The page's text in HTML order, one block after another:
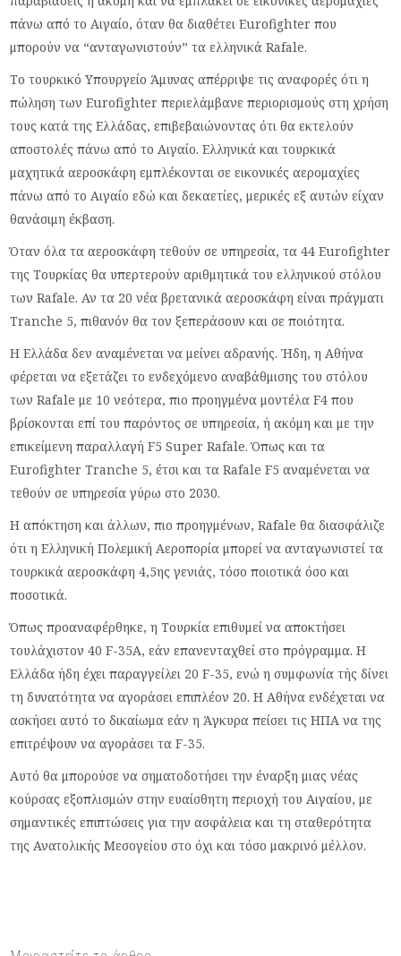
πάνω από το Αιγαίο, όταν θα διαθέτει Eurofighter που
μπορούν να “ανταγωνιστούν” τα ελληνικά Rafale.
Το τουρκικό Υπουργείο Άμυνας απέρριψε τις αναφορές ότι η
πώληση των Eurofighter περιελάμβανε περιορισμούς στη χρήση
τους κατά της Ελλάδας, επιβεβαιώνοντας ότι θα εκτελούν
αποστολές πάνω από το Αιγαίο. Ελληνικά και τουρκικά
μαχητικά αεροσκάφη εμπλέκονται σε εικονικές αερομαχίες
πάνω από το Αιγαίο εδώ και δεκαετίες, μερικές εξ αυτών είχαν
θανάσιμη έκβαση.
Όταν όλα τα αεροσκάφη τεθούν σε υπηρεσία, τα 44 Eurofighter
της Τουρκίας θα υπερτερούν αριθμητικά του ελληνικού στόλου
των Rafale. Αν τα 20 νέα βρετανικά αεροσκάφη είναι πράγματι
Tranche 5, πιθανόν θα τον ξεπεράσουν και σε ποιότητα.
Η Ελλάδα δεν αναμένεται να μείνει αδρανής. Ήδη, η Αθήνα
φέρεται να εξετάζει το ενδεχόμενο αναβάθμισης του στόλου
των Rafale με 10 νεότερα, πιο προηγμένα μοντέλα F4 που
βρίσκονται επί του παρόντος σε υπηρεσία, ή ακόμη και με την
επικείμενη παραλλαγή F5 Super Rafale. Όπως και τα
Eurofighter Tranche 5, έτσι και τα Rafale F5 αναμένεται να
τεθούν σε υπηρεσία γύρω στο 2030.
Η απόκτηση και άλλων, πιο προηγμένων, Rafale θα διασφάλιζε
ότι η Ελληνική Πολεμική Αεροπορία μπορεί να ανταγωνιστεί τα
τουρκικά αεροσκάφη 4,5ης γενιάς, τόσο ποιοτικά όσο και
ποσοτικά.
Όπως προαναφέρθηκε, η Τουρκία επιθυμεί να αποκτήσει
τουλάχιστον 40 F-35A, εάν επανενταχθεί στο πρόγραμμα. Η
Ελλάδα ήδη έχει παραγγείλει 20 F-35, ενώ η συμφωνία τής δίνει
τη δυνατότητα να αγοράσει επιπλέον 20. Η Αθήνα ενδέχεται να
ασκήσει αυτό το δικαίωμα εάν η Άγκυρα πείσει τις ΗΠΑ να της
επιτρέψουν να αγοράσει τα F-35.
Αυτό θα μπορούσε να σηματοδοτήσει την έναρξη μιας νέας
κούρσας εξοπλισμών στην ευαίσθητη περιοχή του Αιγαίου, με
σημαντικές επιπτώσεις για την ασφάλεια και τη σταθερότητα
της Ανατολικής Μεσογείου στο όχι και τόσο μακρινό μέλλον.